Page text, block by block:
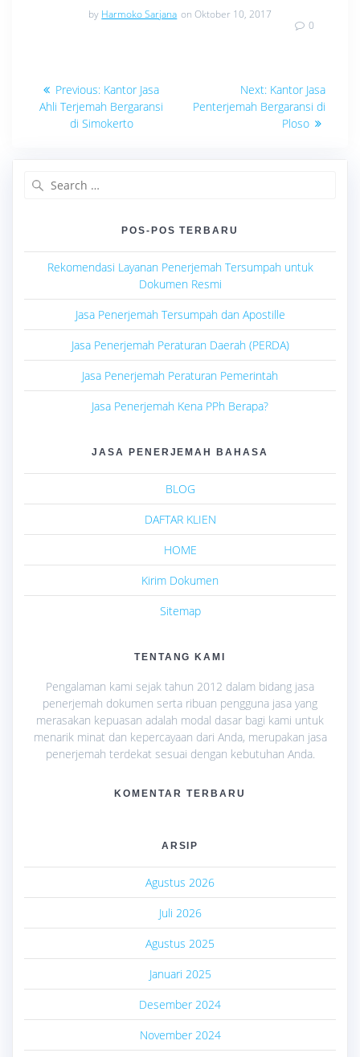
by Harmoko Sarjana on Oktober 10, 2017
0
Navigasi
pos
Previous: Previous
post:
Kantor Jasa
Ahli Terjemah Bergaransi
di Simokerto
Next: Next
post:
Kantor Jasa
Penterjemah Bergaransi di
Ploso
POS-POS TERBARU
Rekomendasi Layanan Penerjemah Tersumpah untuk
Dokumen Resmi
Jasa Penerjemah Tersumpah dan Apostille
Jasa Penerjemah Peraturan Daerah (PERDA)
Jasa Penerjemah Peraturan Pemerintah
Jasa Penerjemah Kena PPh Berapa?
JASA PENERJEMAH BAHASA
BLOG
DAFTAR KLIEN
HOME
Kirim Dokumen
Sitemap
TENTANG KAMI
Pengalaman kami sejak tahun 2012 dalam bidang jasa
penerjemah dokumen serta ribuan pengguna jasa yang
merasakan kepuasan adalah modal dasar bagi kami untuk
menarik minat dan kepercayaan dari Anda, merupakan jasa
penerjemah terdekat sesuai dengan kebutuhan Anda.
KOMENTAR TERBARU
ARSIP
Agustus 2026
Juli 2026
Agustus 2025
Januari 2025
Desember 2024
November 2024